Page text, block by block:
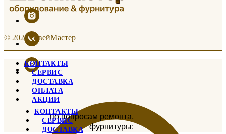
© 2021 ШвейМастер
КОНТАКТЫ
СЕРВИС
ДОСТАВКА
ОПЛАТА
АКЦИИ
по вопросам ремонта,
фурнитуры:
КОНТАКТЫ
СЕРВИС
ДОСТАВКА